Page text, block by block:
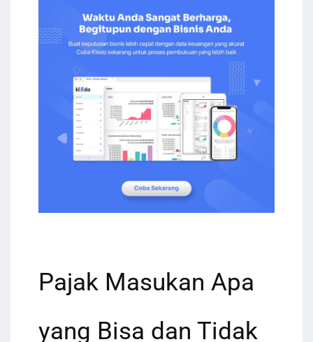
Pajak Masukan Apa
yang Bisa dan Tidak